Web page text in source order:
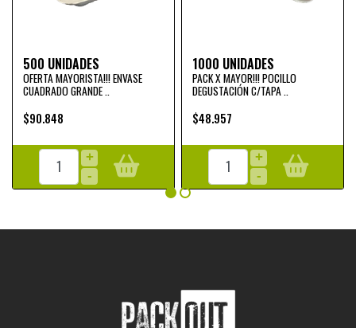
500 UNIDADES
OFERTA MAYORISTA!!! ENVASE
CUADRADO GRANDE ..
$90.848
+
-
1000 UNIDADES
PACK X MAYOR!!! POCILLO
DEGUSTACIÓN C/TAPA ..
$48.957
+
-